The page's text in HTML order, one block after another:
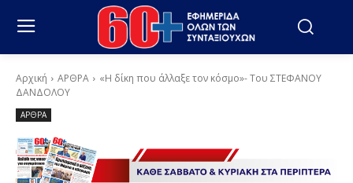
Αρχική ΑΡΘΡΑ
«Η δίκη που άλλαξε τον κόσμο»- Του ΣΤΕΦΑΝΟΥ
ΔΑΝΔΟΛΟΥ
ΑΡΘΡΑ